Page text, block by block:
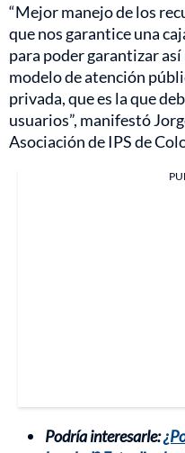
“Mejor manejo de los
que nos garantice una
para poder garantizar
modelo de atención
privada, que es la que
usuarios”, manifestó
Asociación de IPS de
Podría interesarle: